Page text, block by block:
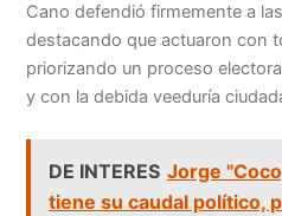
Cano defendió firmemente a
destacando que actuaron con
priorizando un proceso
y con la debida veeduría
DE INTERES Jorge
tiene su caudal político,